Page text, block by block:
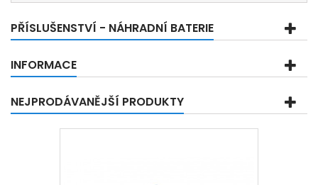
PŘÍSLUŠENSTVÍ - NÁHRADNÍ BATERIE
INFORMACE
NEJPRODÁVANĚJŠÍ PRODUKTY